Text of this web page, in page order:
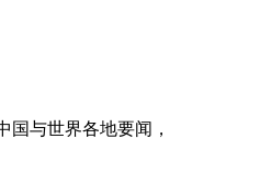
国与世界各地要闻，